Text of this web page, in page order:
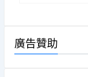
廣告贊助